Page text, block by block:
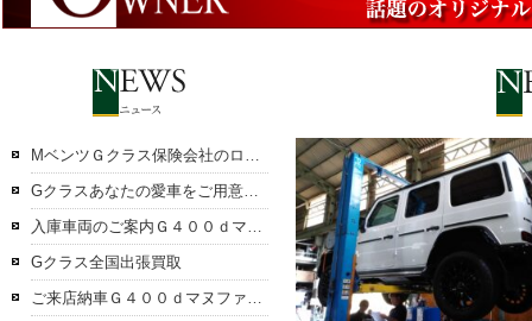
MベンツＧクラス保険会社のロードサービス使った事あります？
Gクラスあなたの愛車をご用意させていただきます
入庫車両のご案内Ｇ４００ｄマヌファクトゥーアエディション
Gクラス全国出張買取
ご来店納車Ｇ４００ｄマヌファクトゥーアエディション